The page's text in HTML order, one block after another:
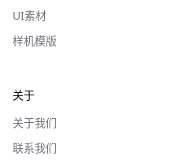
UI素材
样机模版
关于
关于我们
联系我们